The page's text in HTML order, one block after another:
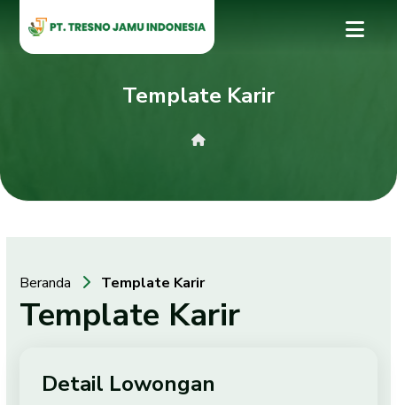
Template Karir
Beranda Template Karir
Template Karir
Detail Lowongan